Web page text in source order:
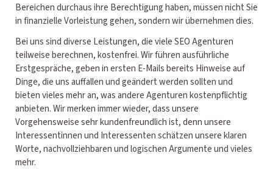
Bereichen durchaus ihre Berechtigung haben, müssen nicht Sie
in finanzielle Vorleistung gehen, sondern wir übernehmen dies.
Bei uns sind diverse Leistungen, die viele SEO Agenturen
teilweise berechnen, kostenfrei. Wir führen ausführliche
Erstgespräche, geben in ersten E-Mails bereits Hinweise auf
Dinge, die uns auffallen und geändert werden sollten und
bieten vieles mehr an, was andere Agenturen kostenpflichtig
anbieten. Wir merken immer wieder, dass unsere
Vorgehensweise sehr kundenfreundlich ist, denn unsere
Interessentinnen und Interessenten schätzen unsere klaren
Worte, nachvollziehbaren und logischen Argumente und vieles
mehr.